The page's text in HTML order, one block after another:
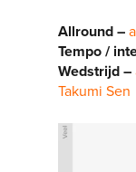
Allround –
Tempo /
Wedstrijd –
Takumi Sen